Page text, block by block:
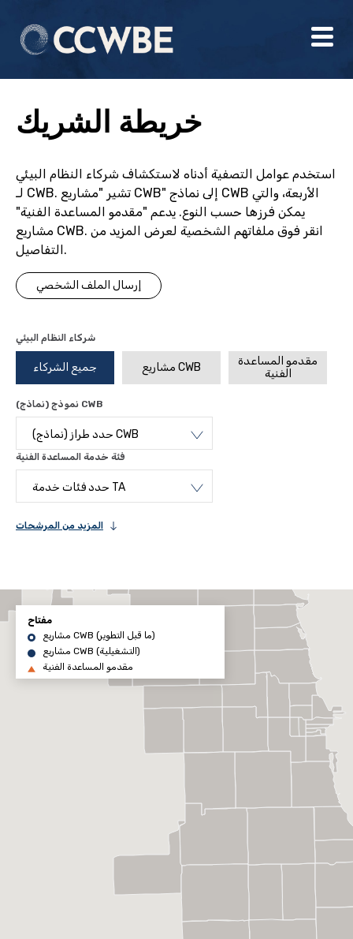
خريطة الشريك
استخدم عوامل التصفية أدناه لاستكشاف شركاء النظام البيئي
لـ CWB. تشير "مشاريع CWB" إلى نماذج CWB الأربعة، والتي
يمكن فرزها حسب النوع. يدعم "مقدمو المساعدة الفنية"
مشاريع CWB. انقر فوق ملفاتهم الشخصية لعرض المزيد من
التفاصيل.
إرسال الملف الشخصي
شركاء النظام البيئي
جميع الشركاء مشاريع CWB
مقدمو المساعدة
الفنية
نموذج (نماذج) CWB
حدد طراز (نماذج) CWB
فئة خدمة المساعدة الفنية
حدد فئات خدمة TA
المزيد من المرشحات
مفتاح
مشاريع CWB (ما قبل التطوير)
مشاريع CWB (التشغيلية)
مقدمو المساعدة الفنية